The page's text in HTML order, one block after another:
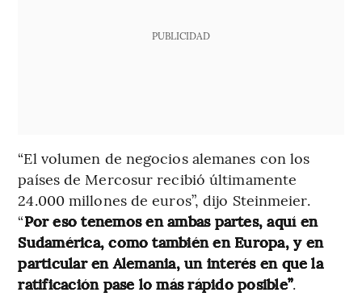
PUBLICIDAD
“El volumen de negocios alemanes con los
países de Mercosur recibió últimamente
24.000 millones de euros”, dijo Steinmeier.
“Por eso tenemos en ambas partes, aquí en
Sudamérica, como también en Europa, y en
particular en Alemania, un interés en que la
ratificación pase lo más rápido posible”.